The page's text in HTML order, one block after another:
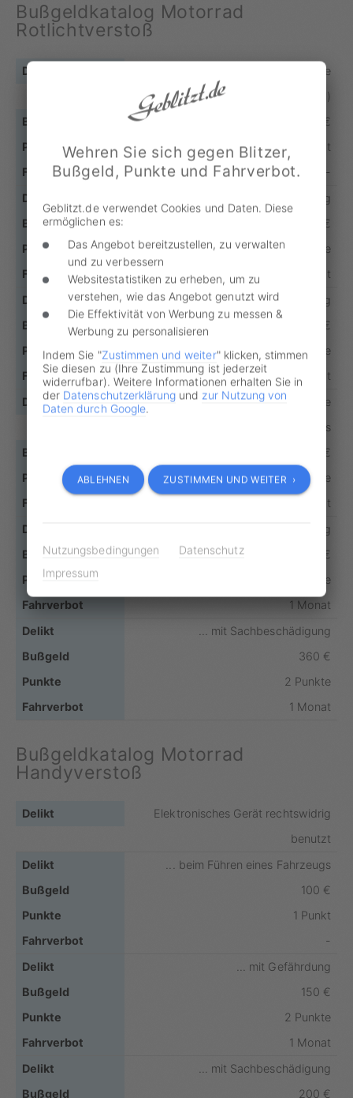
Bußgeldkatalog Motorrad
Rotlichtverstoß
Rotlichtverstoß (ohne
Rechtsabbiegen mit Grünpfeil)
90 €
1 Punkt
-
… mit Gefährdung
200 €
2 Punkte
1 Monat
… mit Sachbeschädigung
240 €
2 Punkte
1 Monat
… bei schon länger als einer Sekunde
andauernder Rotphase eines Wechsellichtzeichens
200 €
2 Punkte
1 Monat
… mit Gefährdung
320 €
2 Punkte
1 Monat
… mit Sachbeschädigung
360 €
2 Punkte
1 Monat
Bußgeldkatalog Motorrad
Handyverstoß
Elektronisches Gerät rechtswidrig
benutzt
... beim Führen eines Fahrzeugs
100 €
1 Punkt
-
... mit Gefährdung
150 €
2 Punkte
1 Monat
... mit Sachbeschädigung
200 €
Wehren Sie sich gegen Blitzer,
Bußgeld, Punkte und Fahrverbot.
Geblitzt.de verwendet Cookies und Daten. Diese
ermöglichen es:
Das Angebot bereitzustellen, zu verwalten
und zu verbessern
Websitestatistiken zu erheben, um zu
verstehen, wie das Angebot genutzt wird
Die Effektivität von Werbung zu messen &
Werbung zu personalisieren
Indem Sie "Zustimmen und weiter" klicken, stimmen
Sie diesen zu (Ihre Zustimmung ist jederzeit
widerrufbar). Weitere Informationen erhalten Sie in
der Datenschutzerklärung und zur Nutzung von
Daten durch Google.
ABLEHNEN ZUSTIMMEN UND WEITER ›
Nutzungsbedingungen
Datenschutz
Impressum